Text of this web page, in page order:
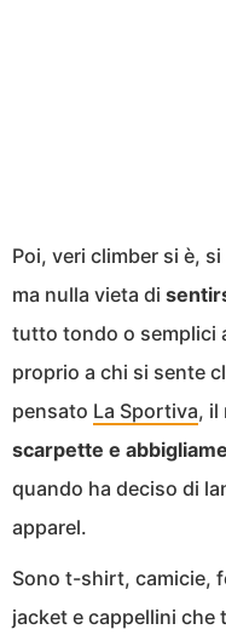
Poi, veri climber si è,
ma nulla vieta di
tutto tondo o semplici
proprio a chi si sente
pensato La Sportiva, il
scarpette e
quando ha deciso di
apparel.
Sono t-shirt, camicie,
jacket e cappellini che